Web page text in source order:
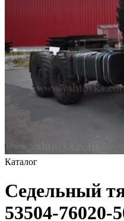
Каталог
Седельный
53504-76020-